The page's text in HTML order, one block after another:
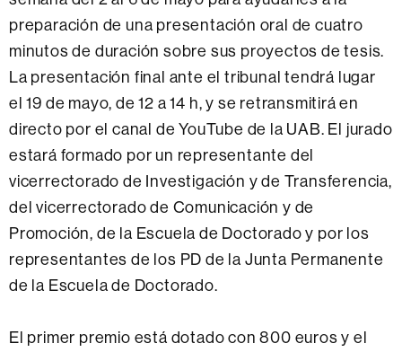
preparación de una presentación oral de cuatro
minutos de duración sobre sus proyectos de tesis.
La presentación final ante el tribunal tendrá lugar
el 19 de mayo, de 12 a 14 h, y se retransmitirá en
directo por el canal de YouTube de la UAB. El jurado
estará formado por un representante del
vicerrectorado de Investigación y de Transferencia,
del vicerrectorado de Comunicación y de
Promoción, de la Escuela de Doctorado y por los
representantes de los PD de la Junta Permanente
de la Escuela de Doctorado.
El primer premio está dotado con 800 euros y el